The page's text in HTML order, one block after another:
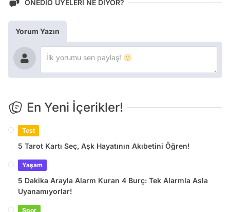
ONEDİO ÜYELERİ NE DİYOR?
Yorum Yazın
En Yeni İçerikler!
Test
5 Tarot Kartı Seç, Aşk Hayatının Akıbetini Öğren!
Yaşam
5 Dakika Arayla Alarm Kuran 4 Burç: Tek Alarmla Asla
Uyanamıyorlar!
Spor